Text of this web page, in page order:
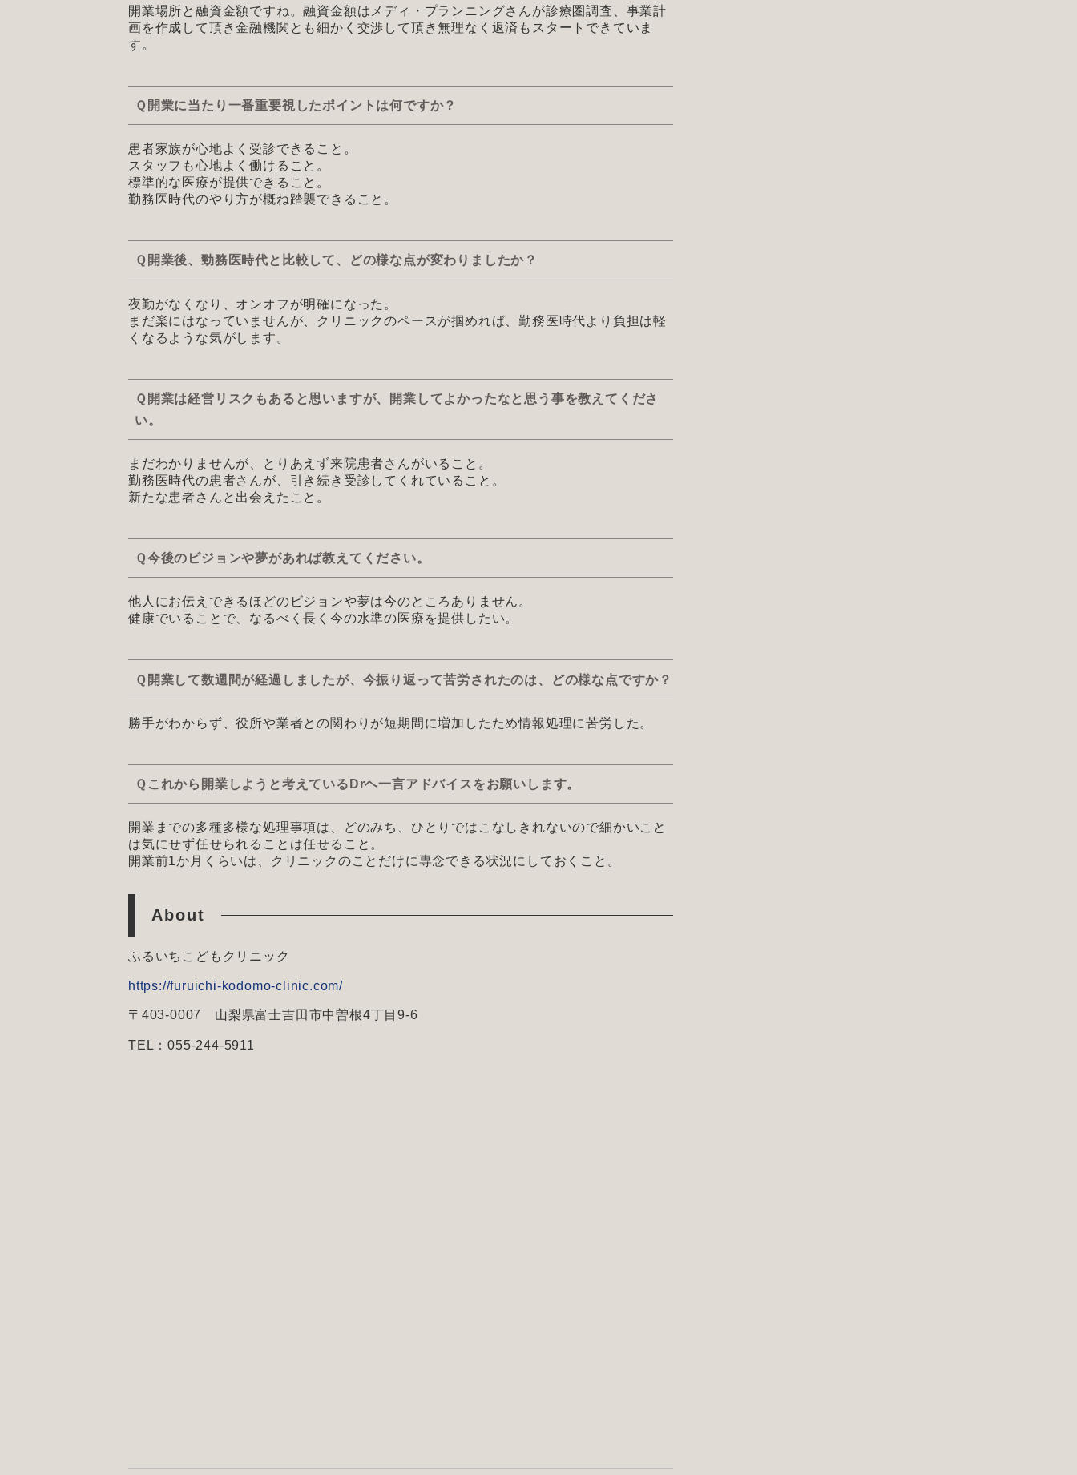
開業場所と融資金額ですね。融資金額はメディ・プランニングさんが診療圏調査、事業計
画を作成して頂き金融機関とも細かく交渉して頂き無理なく返済もスタートできていま
す。
Ｑ開業に当たり一番重要視したポイントは何ですか？
患者家族が心地よく受診できること。
スタッフも心地よく働けること。
標準的な医療が提供できること。
勤務医時代のやり方が概ね踏襲できること。
Ｑ開業後、勁務医時代と比較して、どの様な点が変わりましたか？
夜勤がなくなり、オンオフが明確になった。
まだ楽にはなっていませんが、クリニックのペースが掴めれば、勤務医時代より負担は軽
くなるような気がします。
Ｑ開業は経営リスクもあると思いますが、開業してよかったなと思う事を教えてくださ
い。
まだわかりませんが、とりあえず来院患者さんがいること。
勤務医時代の患者さんが、引き続き受診してくれていること。
新たな患者さんと出会えたこと。
Ｑ今後のビジョンや夢があれば教えてください。
他人にお伝えできるほどのビジョンや夢は今のところありません。
健康でいることで、なるべく長く今の水準の医療を提供したい。
Ｑ開業して数週間が経過しましたが、今振り返って苦労されたのは、どの様な点ですか？
勝手がわからず、役所や業者との関わりが短期間に増加したため情報処理に苦労した。
Ｑこれから開業しようと考えているDrヘ一言アドバイスをお願いします。
開業までの多種多様な処理事項は、どのみち、ひとりではこなしきれないので細かいこと
は気にせず任せられることは任せること。
開業前1か月くらいは、クリニックのことだけに専念できる状況にしておくこと。
About
ふるいちこどもクリニック
https://furuichi-kodomo-clinic.com/
〒403-0007 山梨県富士吉田市中曽根4丁目9-6
TEL：055-244-5911